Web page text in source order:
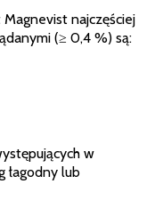
najczęściej
(≥ 0,4 %) są:
w
łagodny lub